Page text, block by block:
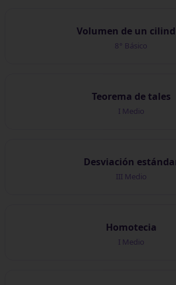
Volumen de un
8° Básico
Teorema de tales
I Medio
Desviación
III Medio
Homotecia
I Medio